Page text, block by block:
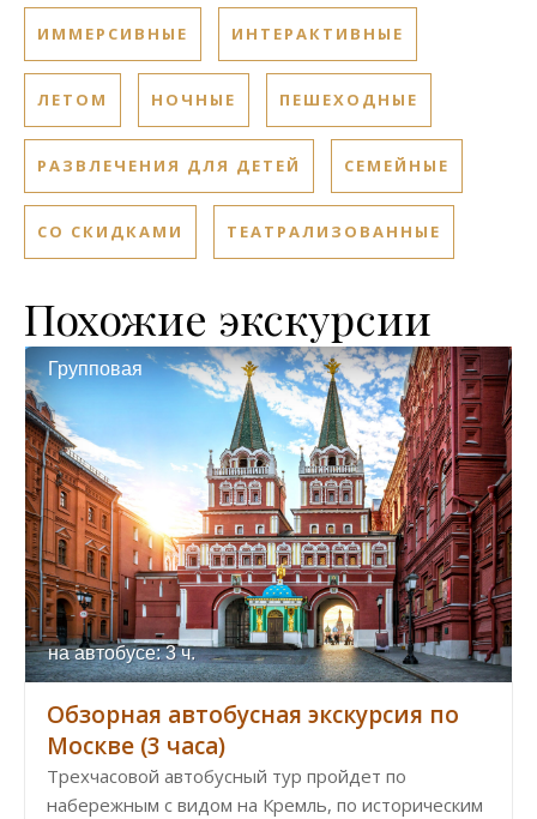
ИММЕРСИВНЫЕ ИНТЕРАКТИВНЫЕ
ЛЕТОМ НОЧНЫЕ ПЕШЕХОДНЫЕ
РАЗВЛЕЧЕНИЯ ДЛЯ ДЕТЕЙ СЕМЕЙНЫЕ
СО СКИДКАМИ ТЕАТРАЛИЗОВАННЫЕ
Похожие экскурсии
Групповая
на автобусе: 3 ч.
Обзорная автобусная экскурсия по
Москве (3 часа)
Трехчасовой автобусный тур пройдет по
набережным с видом на Кремль, по историческим